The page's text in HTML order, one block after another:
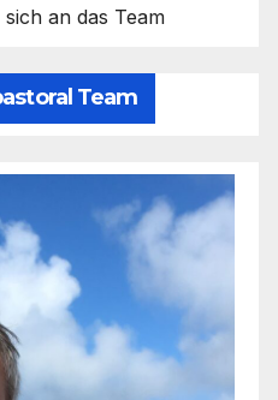
an das Team
Team